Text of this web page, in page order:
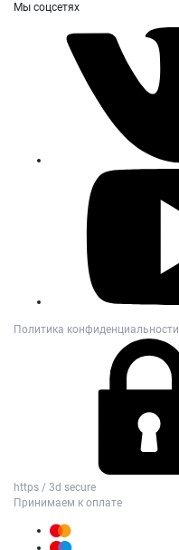
Мы соцсетях
Политика конфиденциальности
https / 3d secure
Принимаем к оплате